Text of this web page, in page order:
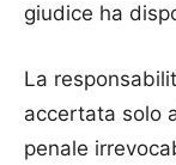
giudice ha
La
accertata solo
penale